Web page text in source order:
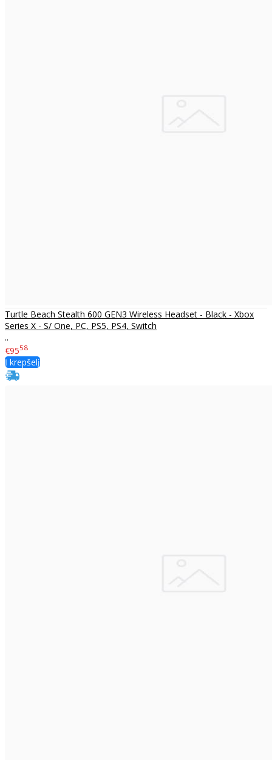
Turtle Beach Stealth 600 GEN3 Wireless Headset - Black - Xbox
Series X - S/ One, PC, PS5, PS4, Switch
..
€9558
Į krepšelį